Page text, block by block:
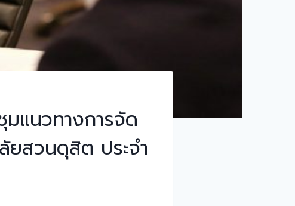
แนวทางการจัด
ยสวนดุสิต ประจำ